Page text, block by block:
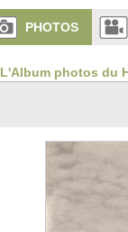
PHOTOS
L'Album photos du